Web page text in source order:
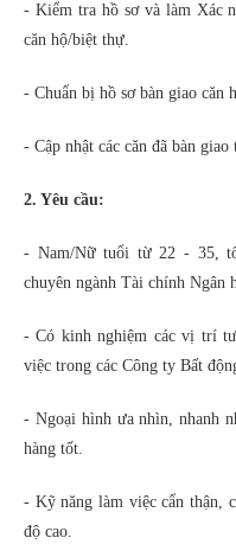
- Kiểm tra hồ sơ và làm Xác
căn hộ/biệt thự.
- Chuẩn bị hồ sơ bàn giao căn
- Cập nhật các căn đã bàn
2. Yêu cầu:
- Nam/Nữ tuổi từ 22 - 35,
chuyên ngành Tài chính Ngân
- Có kinh nghiệm các vị trí
việc trong các Công ty Bất
- Ngoại hình ưa nhìn, nhanh
hàng tốt.
- Kỹ năng làm việc cẩn thận,
độ cao.